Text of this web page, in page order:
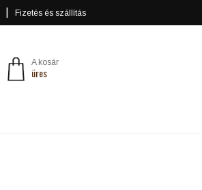
Fizetés és szállítás
A kosár
üres